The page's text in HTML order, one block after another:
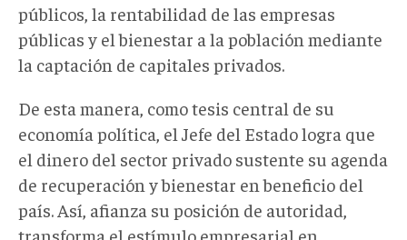
públicos, la rentabilidad de las empresas
públicas y el bienestar a la población mediante
la captación de capitales privados.
De esta manera, como tesis central de su
economía política, el Jefe del Estado logra que
el dinero del sector privado sustente su agenda
de recuperación y bienestar en beneficio del
país. Así, afianza su posición de autoridad,
transforma el estímulo empresarial en